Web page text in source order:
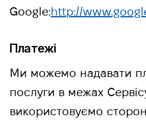
Google:http://
Платежі
Ми можемо надавати
послуги в межах
використовуємо